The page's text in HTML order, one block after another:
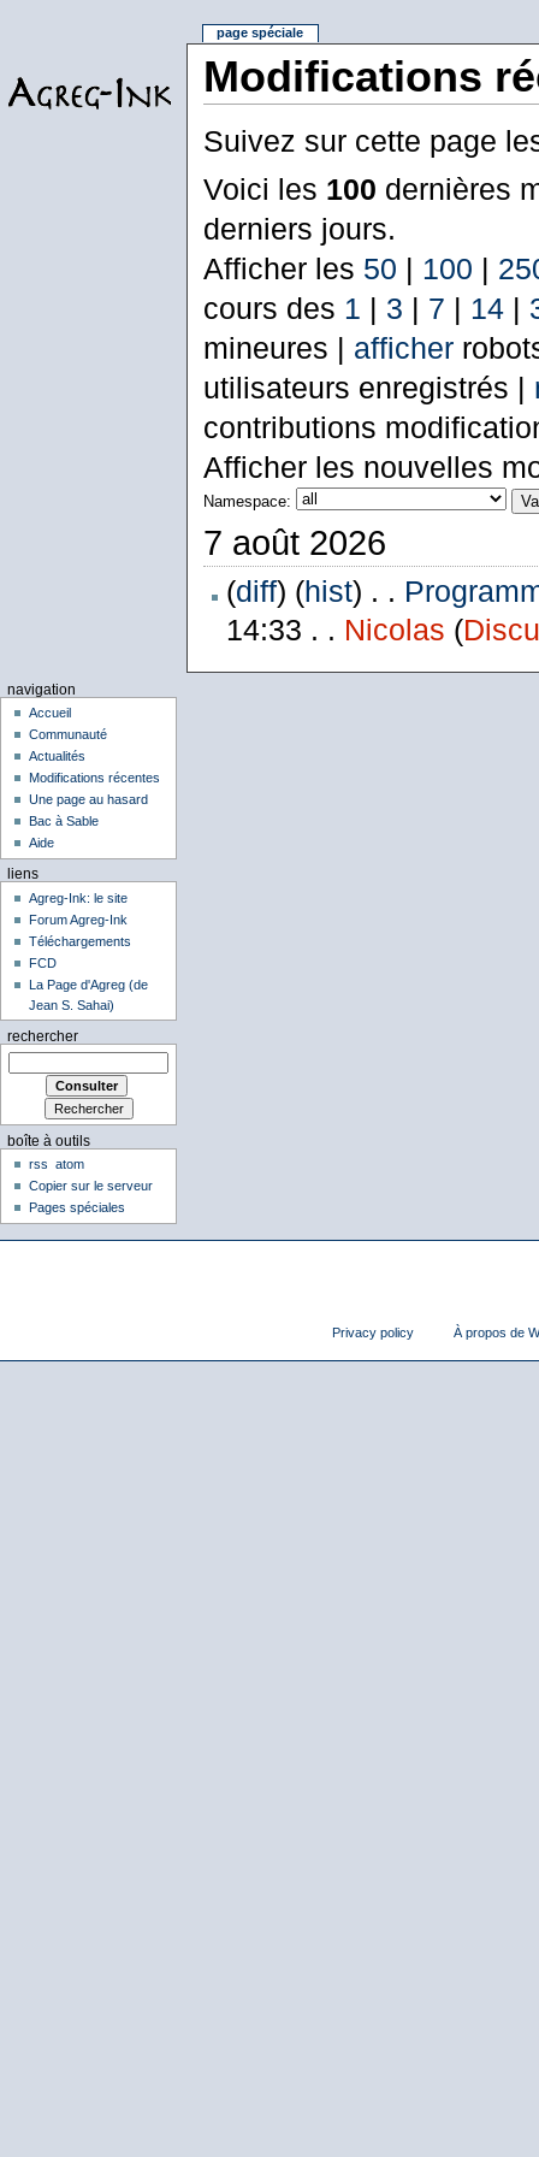
Modifications
Suivez sur cette page
Voici les 100 dernières
derniers jours.
Afficher les 50 | 100 |
cours des 1 | 3 | 7 | 14|
mineures | afficher
utilisateurs enregistrés |
contributions
Afficher les nouvelles
Namespace:
7 août 2026
(diff) (hist) . .
14:33 . . Nicolas (
page spéciale
navigation
Accueil
Communauté
Actualités
Modifications récentes
Une page au hasard
Bac à Sable
Aide
liens
Agreg-Ink: le site
Forum Agreg-Ink
Téléchargements
FCD
La Page d'Agreg (de
Jean S. Sahai)
rechercher
boîte à outils
rss
atom
Copier sur le serveur
Pages spéciales
Privacy policy À propos de